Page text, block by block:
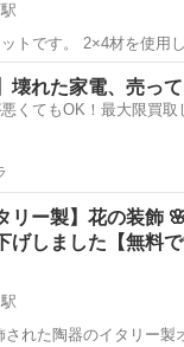
、天井と床で突っ張
族がDIYで製作したもので
、お譲りします。 引越し
町駅 その他
壊れた家電、売っ
くてもOK！最大限買取
リー製】花の装飾
げしました【無料で
た陶器のイタリー製オブジ